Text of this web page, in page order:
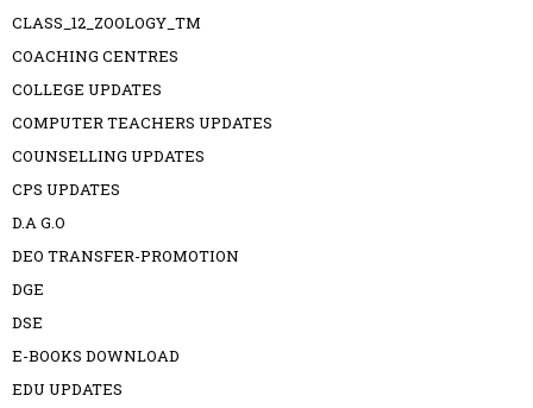
CLASS_12_ZOOLOGY_TM
COACHING CENTRES
COLLEGE UPDATES
COMPUTER TEACHERS UPDATES
COUNSELLING UPDATES
CPS UPDATES
D.A G.O
DEO TRANSFER-PROMOTION
DGE
DSE
E-BOOKS DOWNLOAD
EDU UPDATES